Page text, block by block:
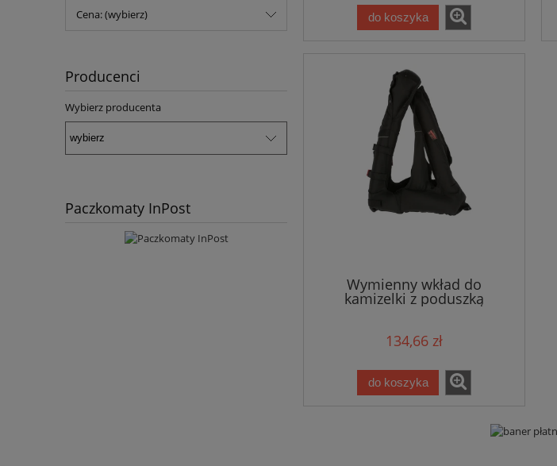
Cena: (wybierz)
Producenci
Wybierz producenta
Paczkomaty InPost
do koszyka
Wymienny wkład do
kamizelki z poduszką
powietrzną, do rozm. XXS i XS,
134,66 zł
do koszyka